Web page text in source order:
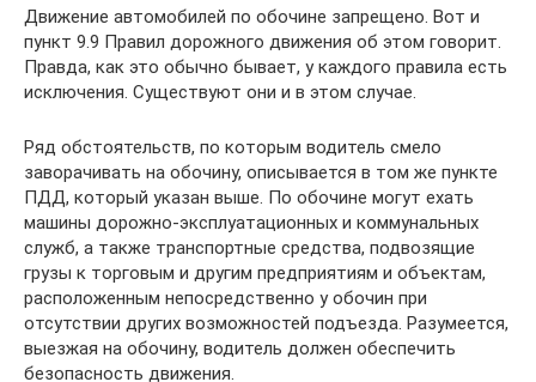
Движение автомобилей по обочине запрещено. Вот и
пункт 9.9 Правил дорожного движения об этом говорит.
Правда, как это обычно бывает, у каждого правила есть
исключения. Существуют они и в этом случае.
Ряд обстоятельств, по которым водитель смело
заворачивать на обочину, описывается в том же пункте
ПДД, который указан выше. По обочине могут ехать
машины дорожно-эксплуатационных и коммунальных
служб, а также транспортные средства, подвозящие
грузы к торговым и другим предприятиям и объектам,
расположенным непосредственно у обочин при
отсутствии других возможностей подъезда. Разумеется,
выезжая на обочину, водитель должен обеспечить
безопасность движения.